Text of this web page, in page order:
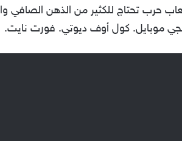
حرب تحتاج للكثير من الذهن الصافي
موبايل. كول أوف ديوتي. فورت نايت.